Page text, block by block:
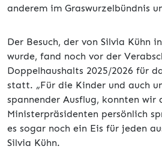
anderem im Graswurzelbündnis
Der Besuch, der von Silvia Kühn
wurde, fand noch vor der
Doppelhaushalts 2025/2026 für
statt. „Für die Kinder und auch
spannender Ausflug, konnten wir
Ministerpräsidenten persönlich
es sogar noch ein Eis für jeden
Silvia Kühn.